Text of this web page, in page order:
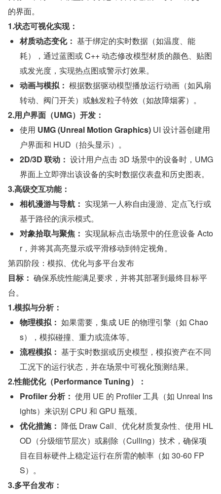
的界面。
1.状态可视化实现：
材质动态变化： 基于绑定的实时数据（如温度、能
耗），通过蓝图或 C++ 动态修改模型材质的颜色、贴图
或发光度，实现热点图或警示灯效果。
动画与模拟： 根据数据驱动模型播放运行动画（如风扇
转动、阀门开关）或触发粒子特效（如故障烟雾）。
2.用户界面（UMG）开发：
使用 UMG (Unreal Motion Graphics) UI 设计器创建用
户界面和 HUD（抬头显示）。
2D/3D 联动： 设计用户点击 3D 场景中的设备时，UMG
界面上立即弹出该设备的实时数据仪表盘和历史图表。
3.高级交互功能：
相机漫游与导航： 实现第一人称自由漫游、定点飞行或
基于路径的演示模式。
对象拾取与聚焦： 实现鼠标点击场景中的任意设备 Acto
r，并将其高亮显示或平滑移动到特定视角。
第四阶段：模拟、优化与多平台发布
目标： 确保系统性能满足要求，并将其部署到最终目标平
台。
1.模拟与分析：
物理模拟： 如果需要，集成 UE 的物理引擎（如 Chao
s），模拟碰撞、重力或流体等。
流程模拟： 基于实时数据或历史模型，模拟资产在不同
工况下的运行状态，并在场景中可视化预测结果。
2.性能优化（Performance Tuning）：
Profiler 分析： 使用 UE 的 Profiler 工具（如 Unreal Ins
ights）来识别 CPU 和 GPU 瓶颈。
优化措施： 降低 Draw Call、优化材质复杂性、使用 HL
OD（分级细节层次）或剔除（Culling）技术，确保项
目在目标硬件上稳定运行在所需的帧率（如 30-60 FP
S）。
3.多平台发布：